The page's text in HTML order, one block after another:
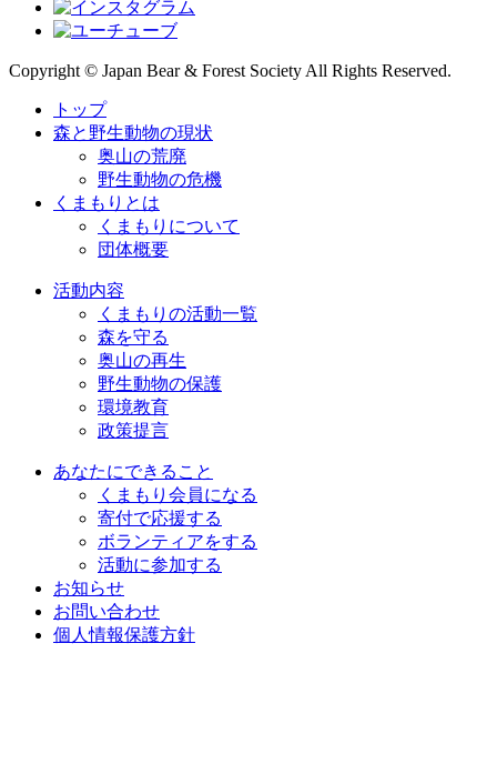
Copyright © Japan Bear & Forest Society All Rights Reserved.
トップ
森と野生動物の現状
奥山の荒廃
野生動物の危機
くまもりとは
くまもりについて
団体概要
活動内容
くまもりの活動一覧
森を守る
奥山の再生
野生動物の保護
環境教育
政策提言
あなたにできること
くまもり会員になる
寄付で応援する
ボランティアをする
活動に参加する
お知らせ
お問い合わせ
個人情報保護方針